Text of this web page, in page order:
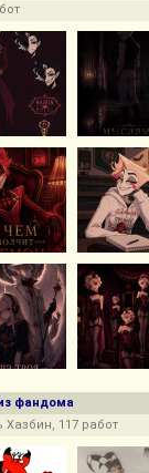
фандома
Хазбин, 117 работ